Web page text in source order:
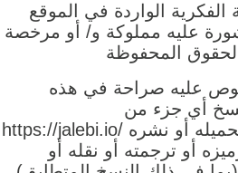
الواردة في الموقع
عليه مملوكة و/ أو مرخصة
المحفوظة
عليه صراحة في هذه
أي جزء من
https://jalebi.io/ أو إعادة إنتاجه أو تحميله أو نشره
أو ترجمته أو نقله أو